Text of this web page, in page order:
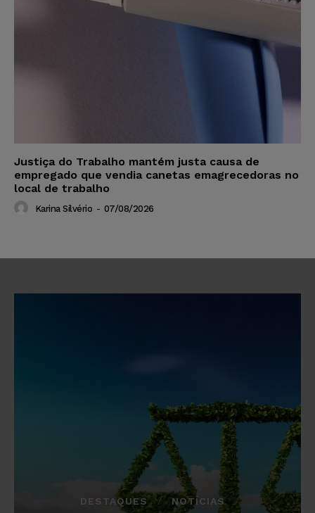
Justiça do Trabalho mantém justa causa de
empregado que vendia canetas emagrecedoras no
local de trabalho
Karina Silvério - 07/08/2026